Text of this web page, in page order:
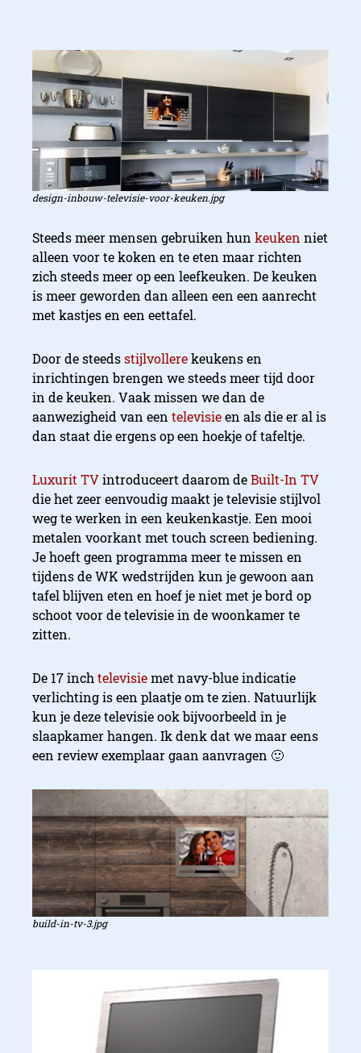
design-inbouw-televisie-voor-keuken.jpg
Steeds meer mensen gebruiken hun keuken niet
alleen voor te koken en te eten maar richten
zich steeds meer op een leefkeuken. De keuken
is meer geworden dan alleen een een aanrecht
met kastjes en een eettafel.
Door de steedsstijlvollerekeukens en
inrichtingen brengen we steeds meer tijd door
in de keuken. Vaak missen we dan de
aanwezigheid van een televisieen als die er al is
dan staat die ergens op een hoekje of tafeltje.
Luxurit TVintroduceert daarom deBuilt-In TV
die het zeer eenvoudig maakt je televisie stijlvol
weg te werken in een keukenkastje. Een mooi
metalen voorkant met touch screen bediening.
Je hoeft geen programma meer te missen en
tijdens de WK wedstrijden kun je gewoon aan
tafel blijven eten en hoef je niet met je bord op
schoot voor de televisie in de woonkamer te
zitten.
De 17 inch televisiemet navy-blue indicatie
verlichting is een plaatje om te zien. Natuurlijk
kun je deze televisie ook bijvoorbeeld in je
slaapkamer hangen. Ik denk dat we maar eens
een review exemplaar gaan aanvragen 🙂
build-in-tv-3.jpg